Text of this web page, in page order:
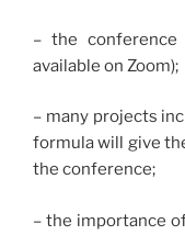
– the
available on Zoom);
– many projects
formula will give
the conference;
– the importance